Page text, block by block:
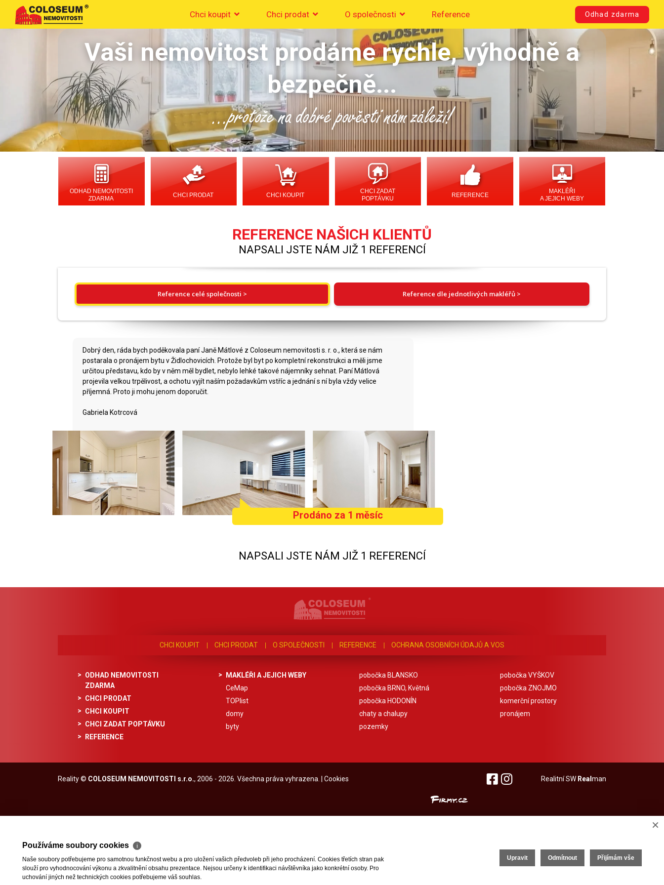
Chci koupit Chci prodat O společnosti Reference Odhad zdarma
Vaši nemovitost prodáme rychle, výhodně a
bezpečně...
...protože na dobré pověsti nám záleží!
ODHAD NEMOVITOSTI
ZDARMA
CHCI PRODAT CHCI KOUPIT
CHCI ZADAT
POPTÁVKU
REFERENCE
MAKLÉŘI
A JEJICH WEBY
REFERENCE NAŠICH KLIENTŮ
NAPSALI JSTE NÁM JIŽ 1 REFERENCÍ
Reference celé společnosti > Reference dle jednotlivých makléřů >
Dobrý den, ráda bych poděkovala paní Janě Mátlové z Coloseum nemovitosti s. r. o., která se nám
postarala o pronájem bytu v Židlochovicích. Protože byl byt po kompletní rekonstrukci a měli jsme
určitou představu, kdo by v něm měl bydlet, nebylo lehké takové nájemníky sehnat. Paní Mátlová
projevila velkou trpělivost, a ochotu vyjít naším požadavkům vstříc a jednání s ní byla vždy velice
příjemná. Proto ji mohu jenom doporučit.
Gabriela Kotrcová
Prodáno za 1 měsíc
NAPSALI JSTE NÁM JIŽ 1 REFERENCÍ
CHCI KOUPIT CHCI PRODAT O SPOLEČNOSTI REFERENCE OCHRANA OSOBNÍCH ÚDAJŮ A VOS
ODHAD NEMOVITOSTI
ZDARMA
CHCI PRODAT
CHCI KOUPIT
CHCI ZADAT POPTÁVKU
REFERENCE
MAKLÉŘI A JEJICH WEBY
CeMap
TOPlist
domy
byty
pobočka BLANSKO
pobočka BRNO, Květná
pobočka HODONÍN
chaty a chalupy
pozemky
pobočka VYŠKOV
pobočka ZNOJMO
komerční prostory
pronájem
Reality© COLOSEUM NEMOVITOSTI s.r.o., 2006 - 2026. Všechna práva vyhrazena. | Cookies Realitní SW Real man
×
Používáme soubory cookies ℹ
Naše soubory potřebujeme pro samotnou funkčnost webu a pro uložení vašich předvoleb při jeho procházení. Cookies třetích stran pak
slouží pro vyhodnocování výkonu a zkvalitnění obsahu prezentace. Nejsou určeny k identifikaci návštěvníka jako konkrétní osoby. Pro
uchování jiných než technických cookies potřebujeme váš souhlas.
Upravit Odmítnout Přijímám vše